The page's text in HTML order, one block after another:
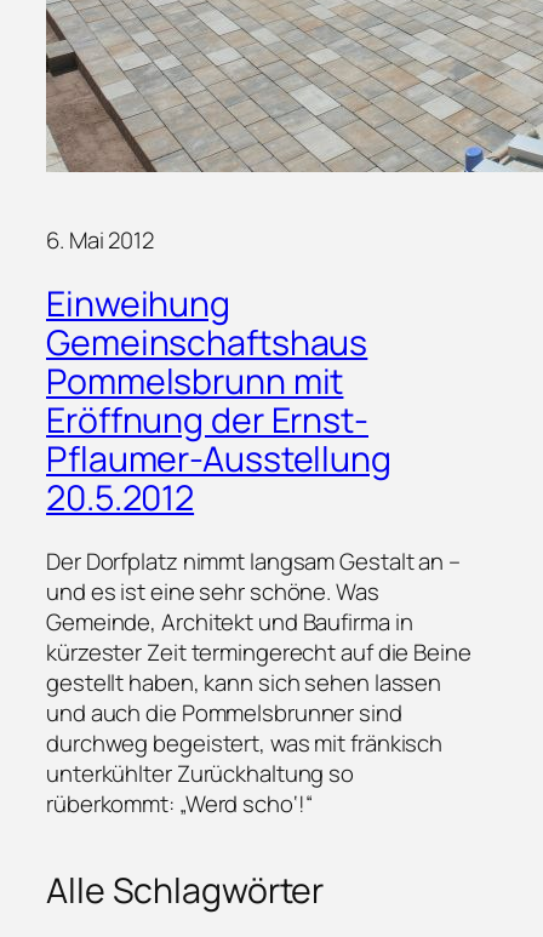
6. Mai 2012
Einweihung
Gemeinschaftshaus
Pommelsbrunn mit
Eröffnung der Ernst-
Pflaumer-Ausstellung
20.5.2012
Der Dorfplatz nimmt langsam Gestalt an –
und es ist eine sehr schöne. Was
Gemeinde, Architekt und Baufirma in
kürzester Zeit termingerecht auf die Beine
gestellt haben, kann sich sehen lassen
und auch die Pommelsbrunner sind
durchweg begeistert, was mit fränkisch
unterkühlter Zurückhaltung so
rüberkommt: „Werd scho‘!“
Alle Schlagwörter